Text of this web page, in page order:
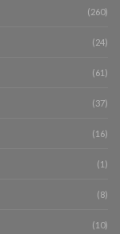
(260)
(24)
(61)
(37)
(16)
(1)
(8)
(10)